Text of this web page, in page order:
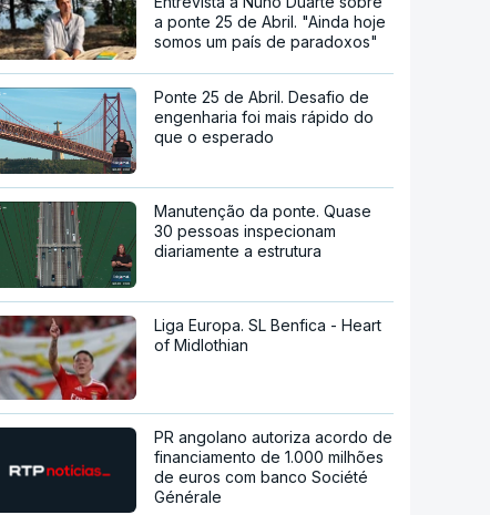
a ponte 25 de Abril. "Ainda hoje
somos um país de paradoxos"
Ponte 25 de Abril. Desafio de
engenharia foi mais rápido do
que o esperado
Manutenção da ponte. Quase
30 pessoas inspecionam
diariamente a estrutura
Liga Europa. SL Benfica - Heart
of Midlothian
PR angolano autoriza acordo de
financiamento de 1.000 milhões
de euros com banco Société
Générale